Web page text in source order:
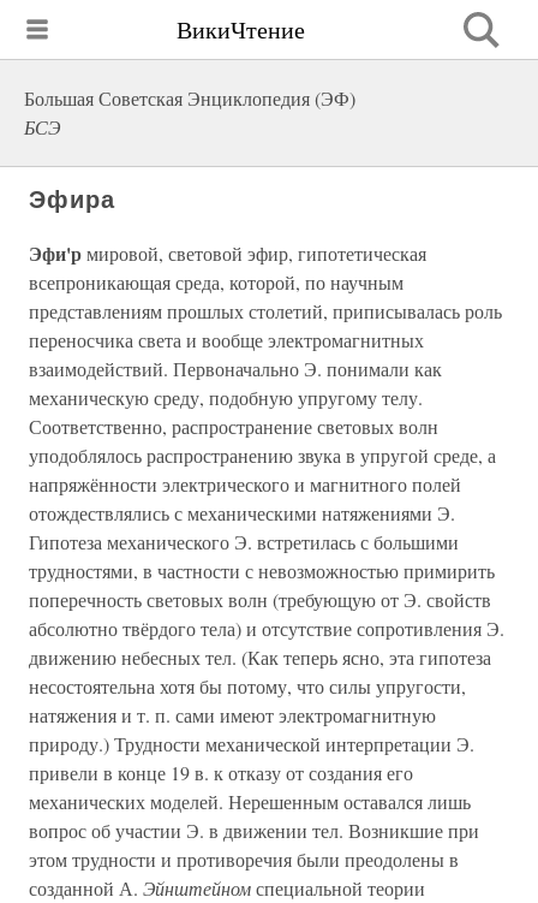
ВикиЧтение
Большая Советская Энциклопедия (ЭФ)
БСЭ
Эфира
Эфи'рмировой, световой эфир, гипотетическая
всепроникающая среда, которой, по научным
представлениям прошлых столетий, приписывалась роль
переносчика света и вообще электромагнитных
взаимодействий. Первоначально Э. понимали как
механическую среду, подобную упругому телу.
Соответственно, распространение световых волн
уподоблялось распространению звука в упругой среде, а
напряжённости электрического и магнитного полей
отождествлялись с механическими натяжениями Э.
Гипотеза механического Э. встретилась с большими
трудностями, в частности с невозможностью примирить
поперечность световых волн (требующую от Э. свойств
абсолютно твёрдого тела) и отсутствие сопротивления Э.
движению небесных тел. (Как теперь ясно, эта гипотеза
несостоятельна хотя бы потому, что силы упругости,
натяжения и т. п. сами имеют электромагнитную
природу.) Трудности механической интерпретации Э.
привели в конце 19 в. к отказу от создания его
механических моделей. Нерешенным оставался лишь
вопрос об участии Э. в движении тел. Возникшие при
этом трудности и противоречия были преодолены в
созданной А. Эйнштейномспециальной теории